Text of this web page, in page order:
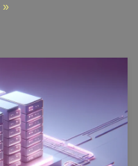
»